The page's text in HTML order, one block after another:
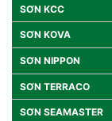
SƠN KCC
SƠN KOVA
SƠN NIPPON
SƠN TERRACO
SƠN SEAMASTER